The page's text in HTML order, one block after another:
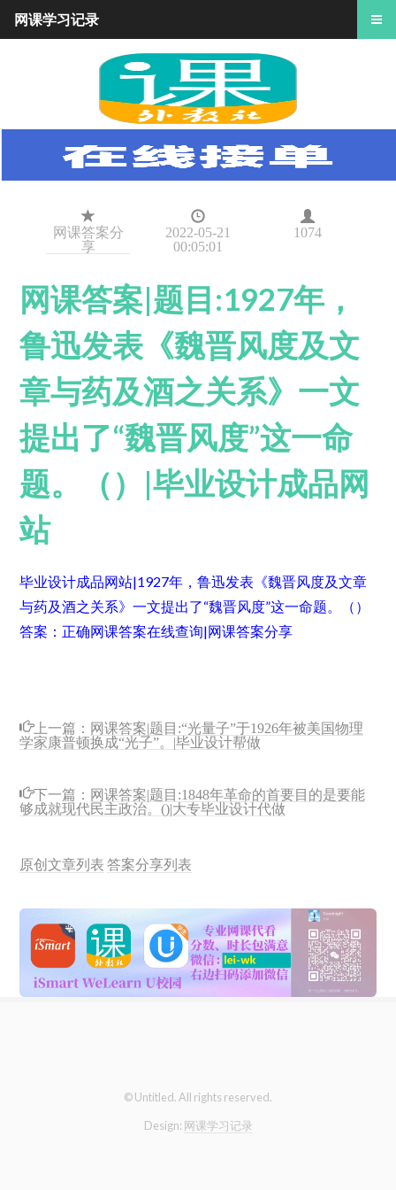
网课答案分
享
2022-05-21
00:05:01
1074
网课答案|题目:1927年，
鲁迅发表《魏晋风度及文
章与药及酒之关系》一文
提出了“魏晋风度”这一命
题。（）|毕业设计成品网
站
毕业设计成品网站|1927年，鲁迅发表《魏晋风度及文章
与药及酒之关系》一文提出了“魏晋风度”这一命题。（）
答案：正确网课答案在线查询|网课答案分享
上一篇： 网课答案|题目:“光量子”于1926年被美国物理
学家康普顿换成“光子”。|毕业设计帮做
下一篇： 网课答案|题目:1848年革命的首要目的是要能
够成就现代民主政治。()|大专毕业设计代做
原创文章列表 答案分享列表
© Untitled. All rights reserved.
Design: 网课学习记录
网课学习记录